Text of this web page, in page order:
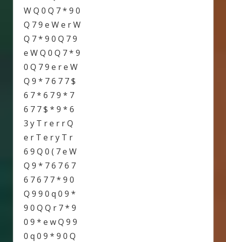
W Q 0 Q 7 * 9 0
Q 7 9 e W e r W
Q 7 * 9 0 Q 7 9
e W Q 0 Q 7 * 9
0 Q 7 9 e r e W
Q 9 * 7 6 7 7 $
6 7 * 6 7 9 * 7
6 7 7 $ * 9 * 6
3 y T r e r r Q
e r T e r y T r
6 9 Q 0 ( 7 e W
Q 9 * 7 6 7 6 7
6 7 6 7 7 * 9 0
Q 9 9 0 q 0 9 *
9 0 Q Q r 7 * 9
0 9 * e w Q 9 9
0 q 0 9 * 9 0 Q